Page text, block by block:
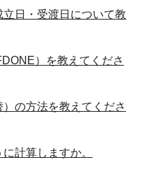
日・受渡日について教
）を教えてくださ
の方法を教えてくださ
計算しますか。